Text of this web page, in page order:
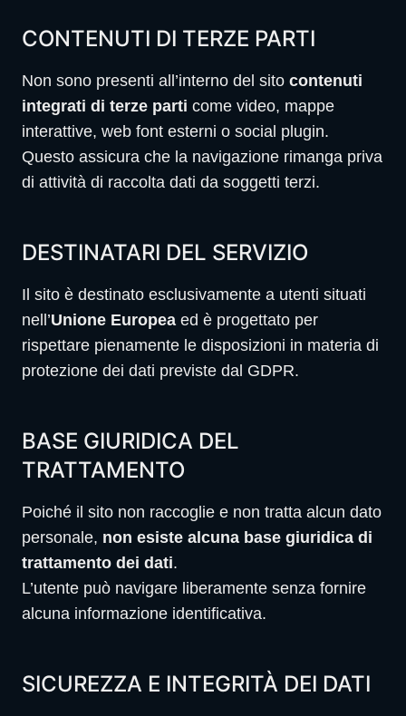
CONTENUTI DI TERZE PARTI
Non sono presenti all’interno del sito contenuti
integrati di terze parti come video, mappe
interattive, web font esterni o social plugin.
Questo assicura che la navigazione rimanga priva
di attività di raccolta dati da soggetti terzi.
DESTINATARI DEL SERVIZIO
Il sito è destinato esclusivamente a utenti situati
nell’Unione Europea ed è progettato per
rispettare pienamente le disposizioni in materia di
protezione dei dati previste dal GDPR.
BASE GIURIDICA DEL
TRATTAMENTO
Poiché il sito non raccoglie e non tratta alcun dato
personale, non esiste alcuna base giuridica di
trattamento dei dati.
L’utente può navigare liberamente senza fornire
alcuna informazione identificativa.
SICUREZZA E INTEGRITÀ DEI DATI